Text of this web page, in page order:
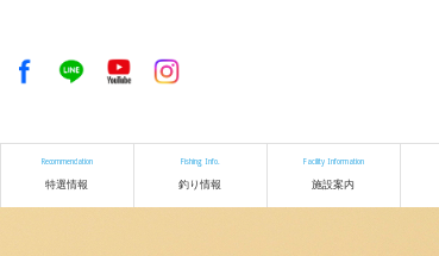
Recommendation
特選情報
Fishing Info.
釣り情報
Facility Information
施設案内